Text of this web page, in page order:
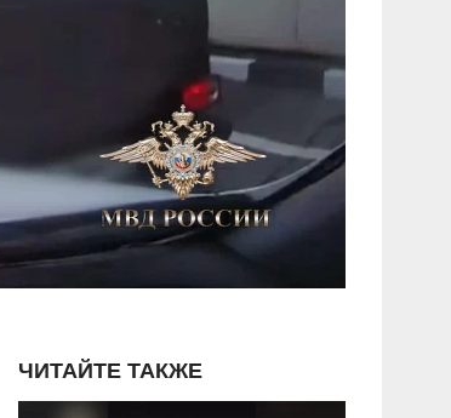
ЧИТАЙТЕ ТАКЖЕ